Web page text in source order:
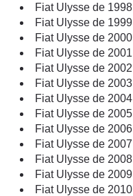
Fiat Ulysse de 1998
Fiat Ulysse de 1999
Fiat Ulysse de 2000
Fiat Ulysse de 2001
Fiat Ulysse de 2002
Fiat Ulysse de 2003
Fiat Ulysse de 2004
Fiat Ulysse de 2005
Fiat Ulysse de 2006
Fiat Ulysse de 2007
Fiat Ulysse de 2008
Fiat Ulysse de 2009
Fiat Ulysse de 2010